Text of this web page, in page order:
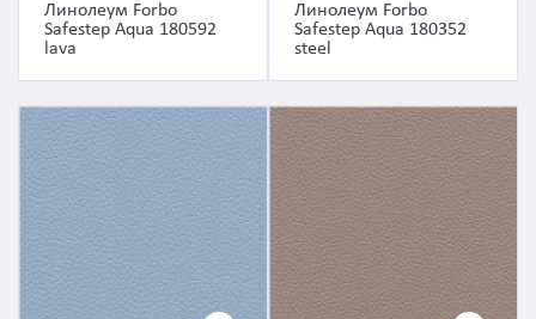
Линолеум Forbo
Safestep Aqua 180592
lava
Линолеум Forbo
Safestep Aqua 180352
steel